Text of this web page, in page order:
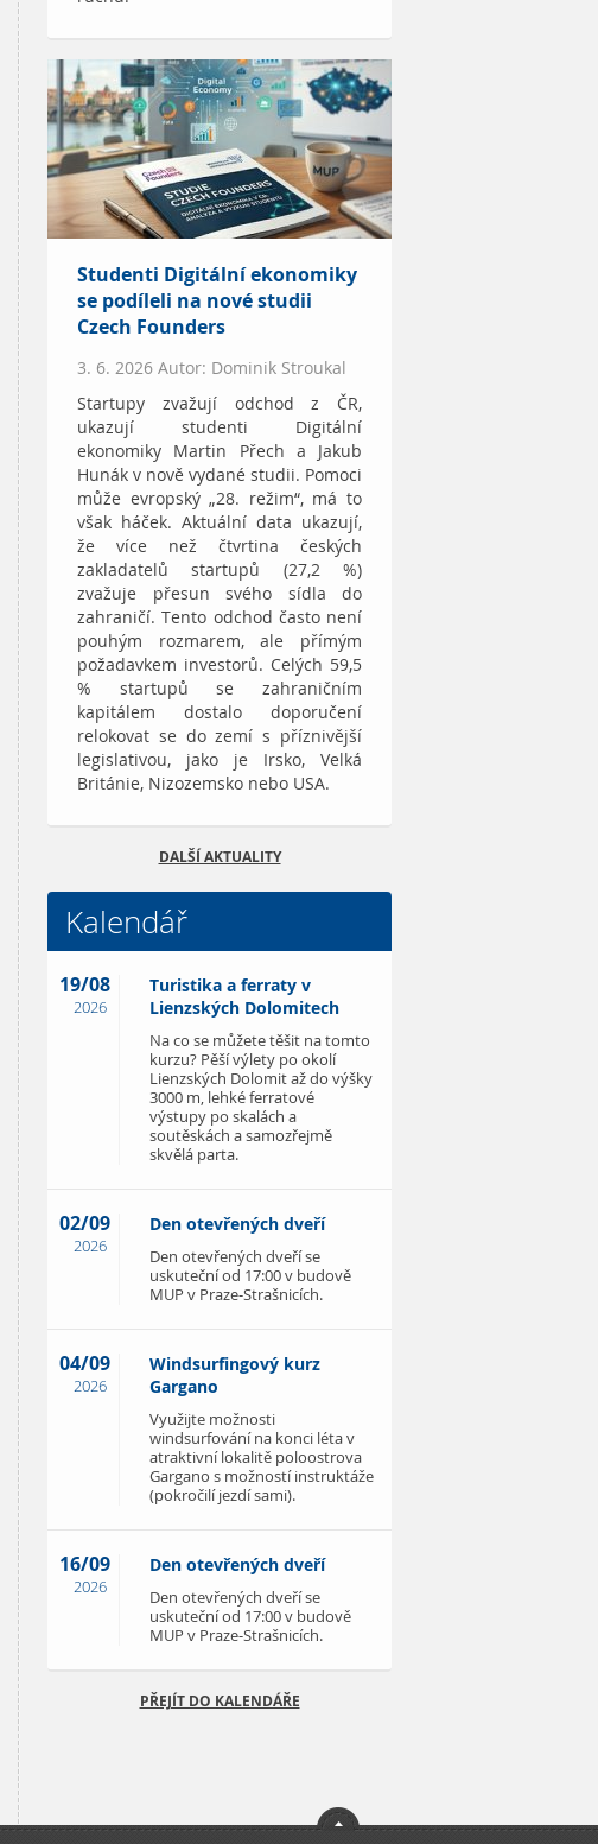
Studenti Digitální ekonomiky
se podíleli na nové studii
Czech Founders
3. 6. 2026 Autor: Dominik Stroukal
Startupy zvažují odchod z ČR,
ukazují studenti Digitální
ekonomiky Martin Přech a Jakub
Hunák v nově vydané studii. Pomoci
může evropský „28. režim“, má to
však háček. Aktuální data ukazují,
že více než čtvrtina českých
zakladatelů startupů (27,2 %)
zvažuje přesun svého sídla do
zahraničí. Tento odchod často není
pouhým rozmarem, ale přímým
požadavkem investorů. Celých 59,5
% startupů se zahraničním
kapitálem dostalo doporučení
relokovat se do zemí s příznivější
legislativou, jako je Irsko, Velká
Británie, Nizozemsko nebo USA.
DALŠÍ AKTUALITY
Kalendář
19/08
2026
Turistika a ferraty v
Lienzských Dolomitech
Na co se můžete těšit na tomto
kurzu? Pěší výlety po okolí
Lienzských Dolomit až do výšky
3000 m, lehké ferratové
výstupy po skalách a
soutěskách a samozřejmě
skvělá parta.
02/09
2026
Den otevřených dveří
Den otevřených dveří se
uskuteční od 17:00 v budově
MUP v Praze-Strašnicích.
04/09
2026
Windsurfingový kurz
Gargano
Využijte možnosti
windsurfování na konci léta v
atraktivní lokalitě poloostrova
Gargano s možností instruktáže
(pokročilí jezdí sami).
16/09
2026
Den otevřených dveří
Den otevřených dveří se
uskuteční od 17:00 v budově
MUP v Praze-Strašnicích.
PŘEJÍT DO KALENDÁŘE